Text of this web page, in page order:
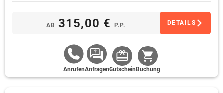
AB 315,00 € P.P. DETAILS
AnrufenAnfragenGutschein Buchung